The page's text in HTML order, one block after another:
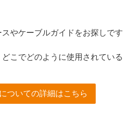
やケーブルガイドをお探しです
こでどのように使用されている
ついての詳細はこちら